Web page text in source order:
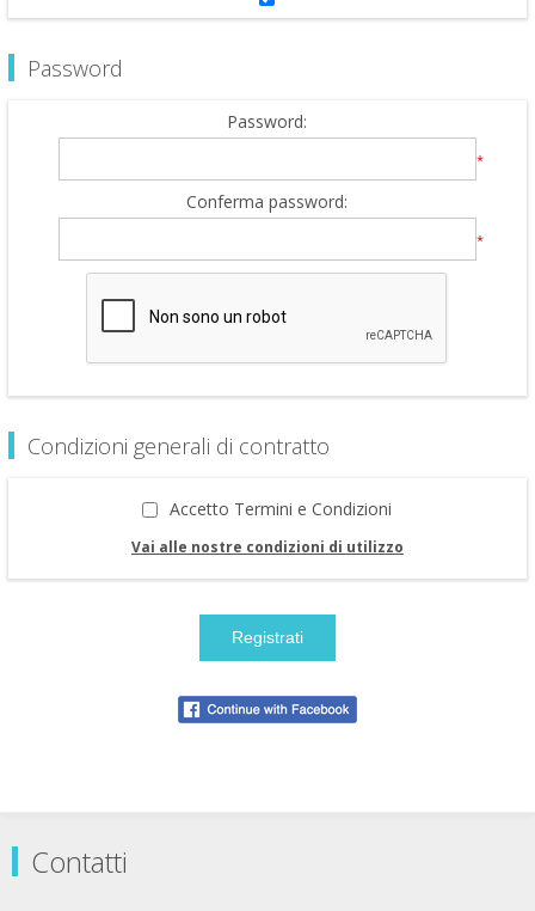
Password
Password:
*
Conferma password:
*
Condizioni generali di contratto
Accetto Termini e Condizioni
Vai alle nostre condizioni di utilizzo
Contatti